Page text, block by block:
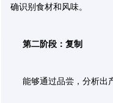
确识别食材和风味。
第二阶段：复制
能够通过品尝，分析出